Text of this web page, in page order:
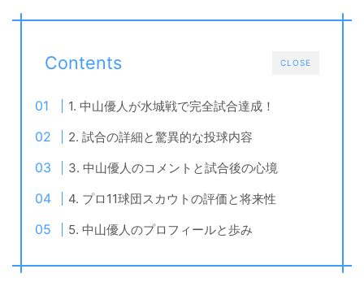
CLOSE
Contents
1. 中山優人が水城戦で完全試合達成！
2. 試合の詳細と驚異的な投球内容
3. 中山優人のコメントと試合後の心境
4. プロ11球団スカウトの評価と将来性
5. 中山優人のプロフィールと歩み